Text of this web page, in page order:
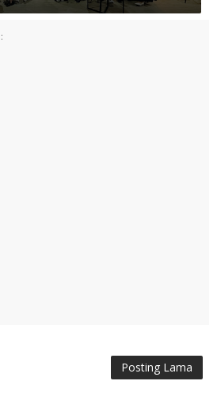
Posting Lama